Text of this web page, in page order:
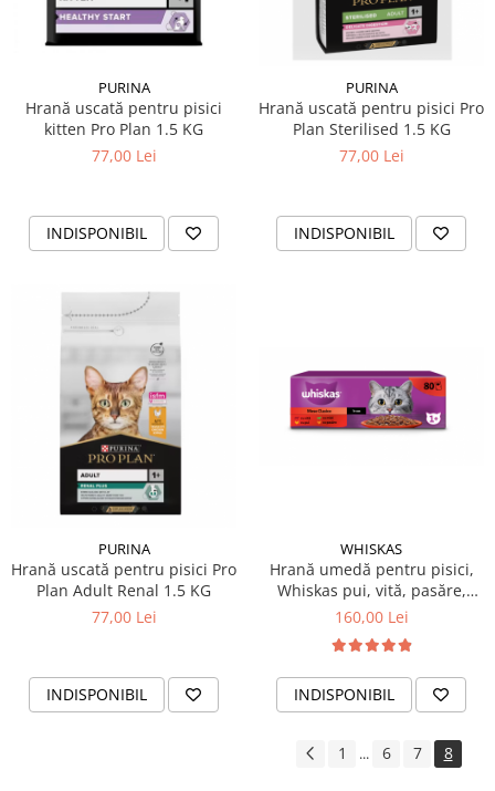
PURINA
Hrană uscată pentru pisici
kitten Pro Plan 1.5 KG
77,00 Lei
INDISPONIBIL
PURINA
Hrană uscată pentru pisici Pro
Plan Sterilised 1.5 KG
77,00 Lei
INDISPONIBIL
PURINA
Hrană uscată pentru pisici Pro
Plan Adult Renal 1.5 KG
77,00 Lei
INDISPONIBIL
WHISKAS
Hrană umedă pentru pisici,
Whiskas pui, vită, pasăre,
miel, 80 x 85 gr
160,00 Lei
INDISPONIBIL
1 ... 6 7 8